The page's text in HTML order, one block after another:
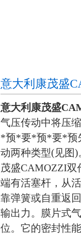
意大利康茂盛
意大利康茂盛
气压传动中将压
*预*要*预*要*预
动两种类型(见图
茂盛CAMOZZI双
端有活塞杆，从
靠弹簧或自重返
输出力。膜片式
位。它的密封性